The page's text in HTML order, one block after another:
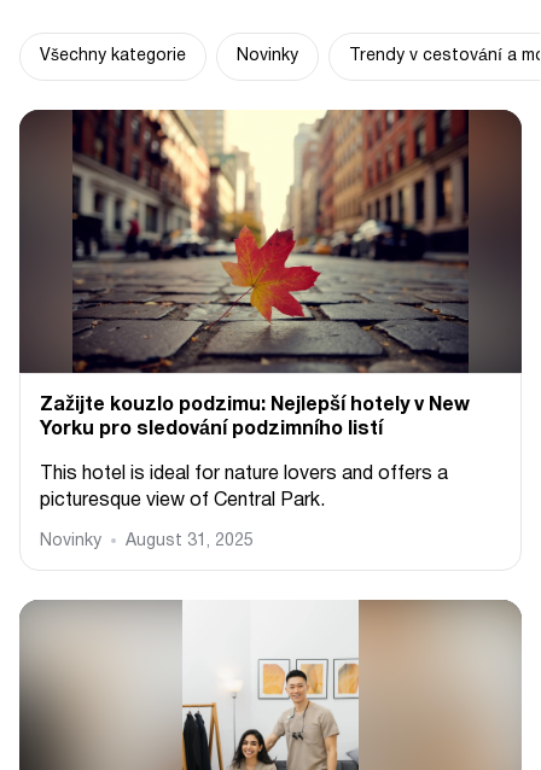
Všechny kategorie Novinky Trendy v cestování a
Zažijte kouzlo podzimu: Nejlepší hotely v New
Yorku pro sledování podzimního listí
This hotel is ideal for nature lovers and offers a
picturesque view of Central Park.
Novinky August 31, 2025